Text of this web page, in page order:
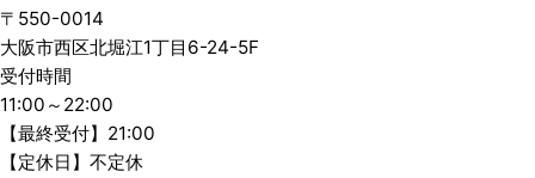
〒550-0014
大阪市西区北堀江1丁目6-24-5F
受付時間
11:00～22:00
【最終受付】21:00
【定休日】不定休